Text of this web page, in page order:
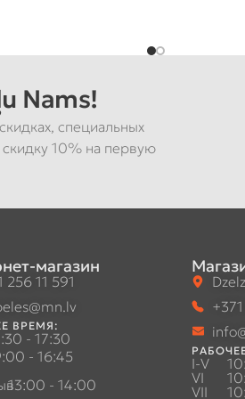
Nams!
специальных
10% на первую
магазин
256 11 591
ВРЕМЯ:
- 17:30
- 16:45
13:00 - 14:00
I-V
VI
VII